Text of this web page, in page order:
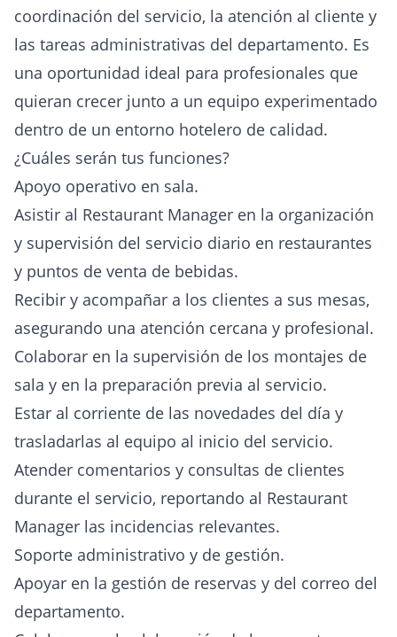
coordinación del servicio, la atención al cliente y
las tareas administrativas del departamento. Es
una oportunidad ideal para profesionales que
quieran crecer junto a un equipo experimentado
dentro de un entorno hotelero de calidad.
¿Cuáles serán tus funciones?
Apoyo operativo en sala.
Asistir al Restaurant Manager en la organización
y supervisión del servicio diario en restaurantes
y puntos de venta de bebidas.
Recibir y acompañar a los clientes a sus mesas,
asegurando una atención cercana y profesional.
Colaborar en la supervisión de los montajes de
sala y en la preparación previa al servicio.
Estar al corriente de las novedades del día y
trasladarlas al equipo al inicio del servicio.
Atender comentarios y consultas de clientes
durante el servicio, reportando al Restaurant
Manager las incidencias relevantes.
Soporte administrativo y de gestión.
Apoyar en la gestión de reservas y del correo del
departamento.